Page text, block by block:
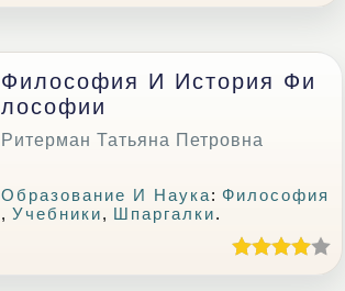
Философия И История Фи
Лософии
Ритерман Татьяна Петровна
Образование И Наука: Философия
,Учебники, Шпаргалки.